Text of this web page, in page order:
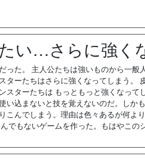
い…さらに強く
った。 主人公たちは強いものから一
ターたちはさらに強くなってしまう。
スターたちは もっともっと強くなって
い込まないと技を覚えないのだ。しか
こんでしまう。理由は色々あるが何よ
でもないゲームを作った。もはやこの